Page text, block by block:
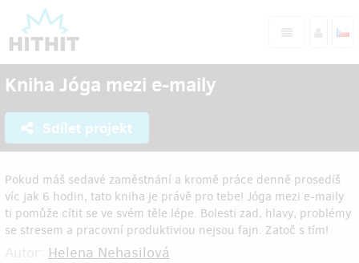
Kniha Jóga mezi e-maily
Sdílet projekt
Pokud máš sedavé zaměstnání a kromě práce denně prosedíš
víc jak 6 hodin, tato kniha je právě pro tebe! Jóga mezi e-maily
ti pomůže cítit se ve svém těle lépe. Bolesti zad, hlavy, problémy
se stresem a pracovní produktiviou nejsou fajn. Zatoč s tím!
Helena Nehasilová